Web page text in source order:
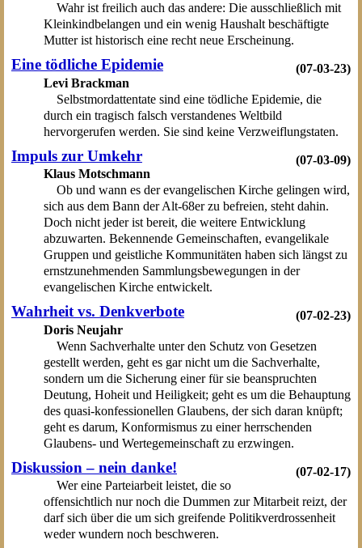
Wahr ist freilich auch das andere: Die ausschließlich mit
Kleinkindbelangen und ein wenig Haushalt beschäftigte
Mutter ist historisch eine recht neue Erscheinung.
(07-03-23)
Eine tödliche Epidemie
Levi Brackman
Selbstmordattentate sind eine tödliche Epidemie, die
durch ein tragisch falsch verstandenes Weltbild
hervorgerufen werden. Sie sind keine Verzweiflungstaten.
(07-03-09)
Impuls zur Umkehr
Klaus Motschmann
Ob und wann es der evangelischen Kirche gelingen wird,
sich aus dem Bann der Alt-68er zu befreien, steht dahin.
Doch nicht jeder ist bereit, die weitere Entwicklung
abzuwarten. Bekennende Gemeinschaften, evangelikale
Gruppen und geistliche Kommunitäten haben sich längst zu
ernstzunehmenden Sammlungsbewegungen in der
evangelischen Kirche entwickelt.
(07-02-23)
Wahrheit vs. Denkverbote
Doris Neujahr
Wenn Sachverhalte unter den Schutz von Gesetzen
gestellt werden, geht es gar nicht um die Sachverhalte,
sondern um die Sicherung einer für sie beanspruchten
Deutung, Hoheit und Heiligkeit; geht es um die Behauptung
des quasi-konfessionellen Glaubens, der sich daran knüpft;
geht es darum, Konformismus zu einer herrschenden
Glaubens- und Wertegemeinschaft zu erzwingen.
(07-02-17)
Diskussion – nein danke!
Wer eine Parteiarbeit leistet, die so
offensichtlich nur noch die Dummen zur Mitarbeit reizt, der
darf sich über die um sich greifende Politikverdrossenheit
weder wundern noch beschweren.